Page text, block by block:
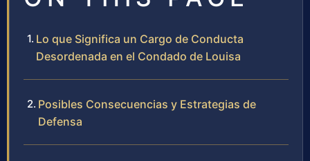
Lo que Significa un Cargo de Conducta
Desordenada en el Condado de Louisa
Posibles Consecuencias y Estrategias de
Defensa